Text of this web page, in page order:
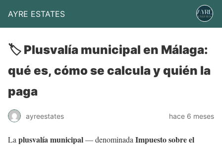
AYRE ESTATES
🏷️ Plusvalía municipal en Málaga:
qué es, cómo se calcula y quién la
paga
ayreestates hace 6 meses
La plusvalía municipal— denominada Impuesto sobre el